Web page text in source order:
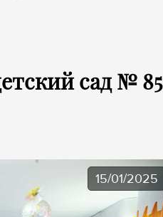
сад № 85
15/01/2025